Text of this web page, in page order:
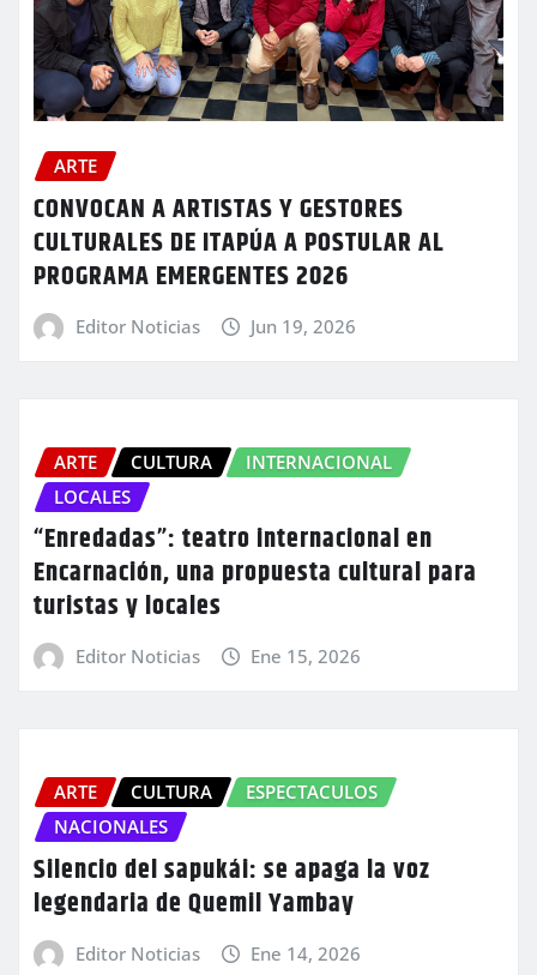
ARTE
CONVOCAN A ARTISTAS Y GESTORES
CULTURALES DE ITAPÚA A POSTULAR AL
PROGRAMA EMERGENTES 2026
Editor Noticias Jun 19, 2026
ARTE CULTURA
INTERNACIONAL
LOCALES
“Enredadas”: teatro internacional en
Encarnación, una propuesta cultural para
turistas y locales
Editor Noticias Ene 15, 2026
ARTE CULTURA
ESPECTACULOS
NACIONALES
Silencio del sapukái: se apaga la voz
legendaria de Quemil Yambay
Editor Noticias Ene 14, 2026